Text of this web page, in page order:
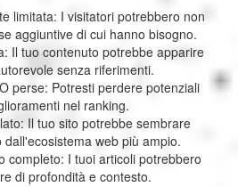
limitata: I visitatori potrebbero non
aggiuntive di cui hanno bisogno.
Il tuo contenuto potrebbe apparire
senza riferimenti.
perse: Potresti perdere potenziali
nel ranking.
Il tuo sito potrebbe sembrare
dall'ecosistema web più ampio.
completo: I tuoi articoli potrebbero
di profondità e contesto.